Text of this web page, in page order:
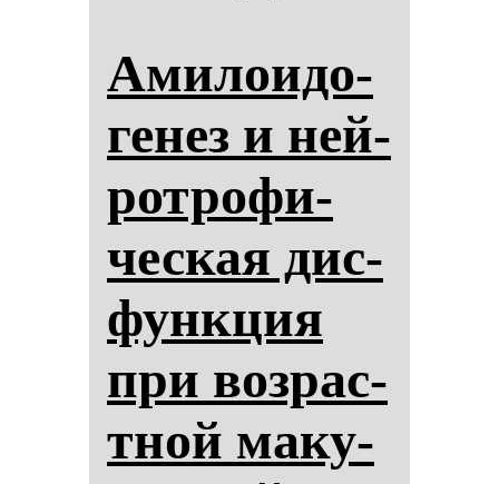
Ами­ло­идо­
ге­нез и ней­
рот­ро­фи­
чес­кая дис­
фун­кция
при воз­рас­
тной ма­ку­